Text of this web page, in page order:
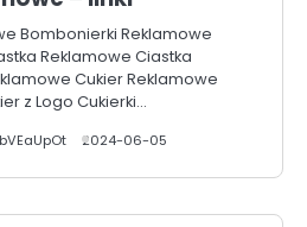
Bombonierki Reklamowe
Reklamowe Ciastka
Cukier Reklamowe
z Logo Cukierki…
2024-06-05